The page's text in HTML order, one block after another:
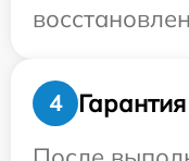
4
Гарантия